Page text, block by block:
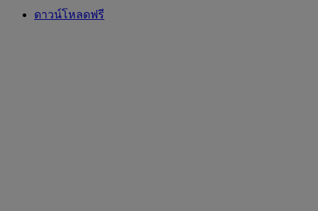
ดาวน์โหลดฟรี